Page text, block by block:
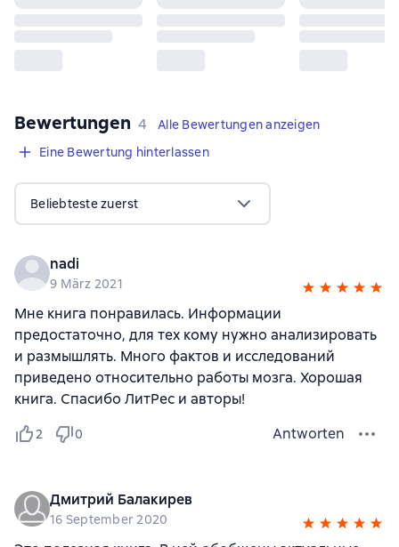
Bewertungen 4 Bewertungen
4
Alle Bewertungen anzeigen
Eine Bewertung hinterlassen
Beliebteste zuerst
nadi
9 März 2021
Мне книга понравилась. Информации
предостаточно, для тех кому нужно анализировать
и размышлять. Много фактов и исследований
приведено относительно работы мозга. Хорошая
книга. Спасибо ЛитРес и авторы!
2 0 Antworten
Дмитрий Балакирев
16 September 2020